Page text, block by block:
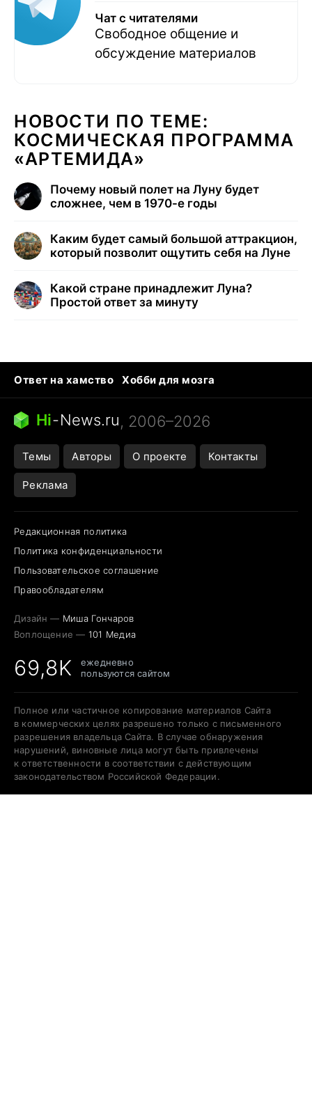
Чат с читателями
Свободное общение и
обсуждение материалов
НОВОСТИ ПО ТЕМЕ:
КОСМИЧЕСКАЯ ПРОГРАММА
«АРТЕМИДА»
Почему новый полет на Луну будет
сложнее, чем в 1970-е годы
Каким будет самый большой аттракцион,
который позволит ощутить себя на Луне
Какой стране принадлежит Луна?
Простой ответ за минуту
Ответ на хамство
Хобби для мозга
Бензин 100 и 95
Тунцы в океанариуме
Следующая пандемия
Hi-News.ru, 2006–2026
Темы Авторы О проекте Контакты
Реклама
Редакционная политика
Политика конфиденциальности
Пользовательское соглашение
Правообладателям
Дизайн — Миша Гончаров
Воплощение — 101 Медиа
69,8K
ежедневно
пользуются сайтом
Полное или частичное копирование материалов Сайта
в коммерческих целях разрешено только с письменного
разрешения владельца Сайта. В случае обнаружения
нарушений, виновные лица могут быть привлечены
к ответственности в соответствии с действующим
законодательством Российской Федерации.